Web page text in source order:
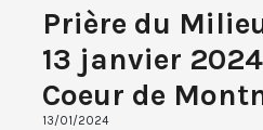
Prière du
13 janvier
Coeur de
13/01/2024